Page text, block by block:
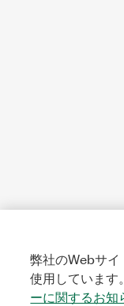
弊社のWebサ
使用しています
ーに関するお知